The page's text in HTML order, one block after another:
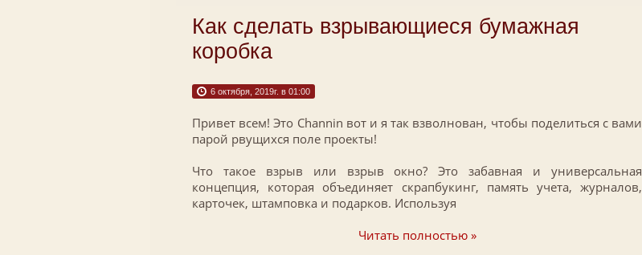
Как сделать взрывающиеся бумажная
коробка
6 октября, 2019г. в 01:00
Привет всем! Это Channin вот и я так взволнован, чтобы поделиться с вами
парой рвущихся поле проекты!
Что такое взрыв или взрыв окно? Это забавная и универсальная
концепция, которая объединяет скрапбукинг, память учета, журналов,
карточек, штамповка и подарков. Используя
Читать полностью »